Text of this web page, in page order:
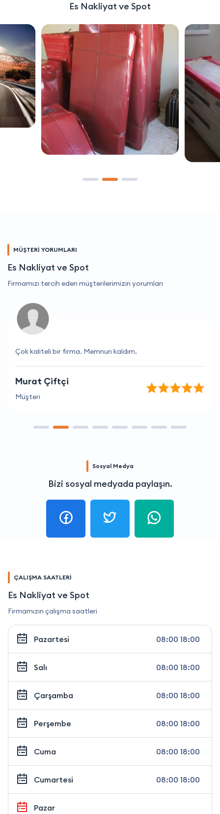
Es Nakliyat ve Spot
MÜŞTERİ YORUMLARI
Es Nakliyat ve Spot
Firmamızı tercih eden müşterilerimizin yorumları
Çok kaliteli bir firma. Memnun kaldım.
Murat Çiftçi
Müşteri
Sosyal Medya
Bizi sosyal medyada paylaşın.
ÇALIŞMA SAATLERİ
Es Nakliyat ve Spot
Firmamızın çalışma saatleri
Pazartesi 08:00 18:00
Salı 08:00 18:00
Çarşamba 08:00 18:00
Perşembe 08:00 18:00
Cuma 08:00 18:00
Cumartesi 08:00 18:00
Pazar